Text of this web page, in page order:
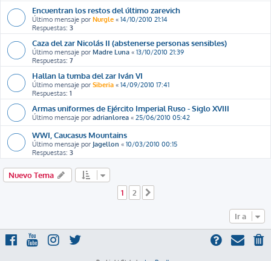
Encuentran los restos del último zarevich
Último mensaje por Nurgle « 14/10/2010 21:14
Respuestas: 3
Caza del zar Nicolás II (abstenerse personas sensibles)
Último mensaje por Madre Luna « 13/10/2010 21:39
Respuestas: 7
Hallan la tumba del zar Iván VI
Último mensaje por Siberia « 14/09/2010 17:41
Respuestas: 1
Armas uniformes de Ejército Imperial Ruso - Siglo XVIII
Último mensaje por adrianlorea « 25/06/2010 05:42
WWI, Caucasus Mountains
Último mensaje por Jagellon « 10/03/2010 00:15
Respuestas: 3
Nuevo Tema
1
2
Ir a